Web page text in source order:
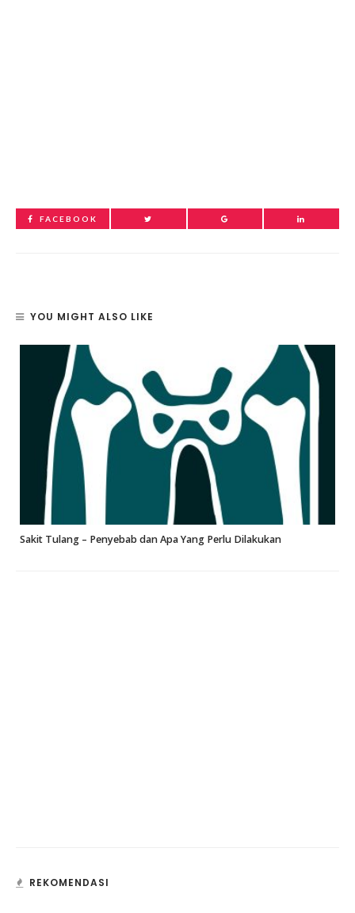
FACEBOOK
YOU MIGHT ALSO LIKE
Sakit Tulang – Penyebab dan Apa Yang Perlu Dilakukan
REKOMENDASI